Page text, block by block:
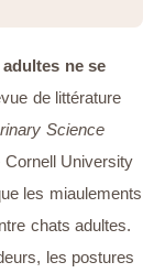
ne se
de littérature
Science
University
les miaulements
chats adultes.
les postures